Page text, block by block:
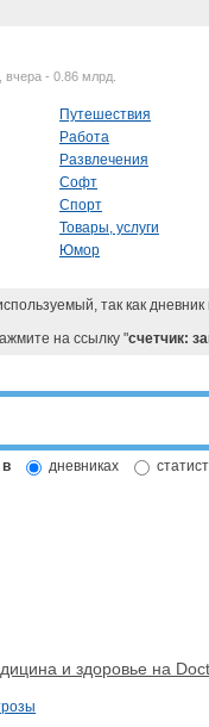
вчера - 0.86 млрд.
Путешествия
Работа
Развлечения
Софт
Спорт
Товары, услуги
Юмор
так как
на ссылку "счетчик:
в дневниках
и здоровье на